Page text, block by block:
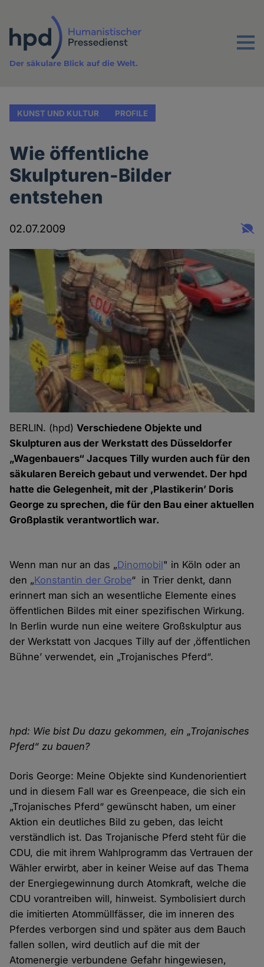
Inhalt
Menu
Der säkulare Blick auf die Welt.
KUNST UND KULTUR PROFILE
Wie öffentliche
Skulpturen-Bilder
entstehen
02.07.2009
BERLIN. (hpd)Verschiedene Objekte und
Skulpturen aus der Werkstatt des Düsseldorfer
„Wagenbauers“ Jacques Tilly wurden auch für den
säkularen Bereich gebaut und verwendet. Der hpd
hatte die Gelegenheit, mit der ‚Plastikerin’ Doris
George zu sprechen, die für den Bau einer aktuellen
Großplastik verantwortlich war.
Wenn man nur an das „Dinomobil" in Köln oder an
den „Konstantin der Grobe“ in Trier denkt, dann
erinnert man sich an wesentliche Elemente eines
öffentlichen Bildes mit einer spezifischen Wirkung.
In Berlin wurde nun eine weitere Großskulptur aus
der Werkstatt von Jacques Tilly auf der ‚öffentlichen
Bühne’ verwendet, ein „Trojanisches Pferd“.
hpd: Wie bist Du dazu gekommen, ein „Trojanisches
Pferd“ zu bauen?
Doris George: Meine Objekte sind Kundenorientiert
und in diesem Fall war es Greenpeace, die sich ein
„Trojanisches Pferd“ gewünscht haben, um einer
Aktion ein deutliches Bild zu geben, das leicht
verständlich ist. Das Trojanische Pferd steht für die
CDU, die mit ihrem Wahlprogramm das Vertrauen der
Wähler erwirbt, aber in keiner Weise auf das Thema
der Energiegewinnung durch Atomkraft, welche die
CDU vorantreiben will, hinweist. Symbolisiert durch
die imitierten Atommüllfässer, die im inneren des
Pferdes verborgen sind und später aus dem Bauch
fallen sollen, wird deutlich auf die mit der
Atomenergie verbundene Gefahr hingewiesen,